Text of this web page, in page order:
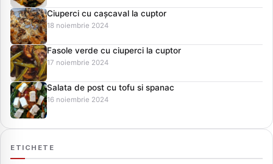
Ciuperci cu cașcaval la cuptor
18 noiembrie 2024
Fasole verde cu ciuperci la cuptor
17 noiembrie 2024
Salata de post cu tofu si spanac
16 noiembrie 2024
ETICHETE